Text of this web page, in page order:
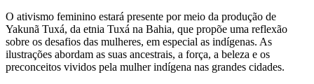
O ativismo feminino estará presente por meio da produção de
Yakunã Tuxá, da etnia Tuxá na Bahia, que propõe uma reflexão
sobre os desafios das mulheres, em especial as indígenas. As
ilustrações abordam as suas ancestrais, a força, a beleza e os
preconceitos vividos pela mulher indígena nas grandes cidades.